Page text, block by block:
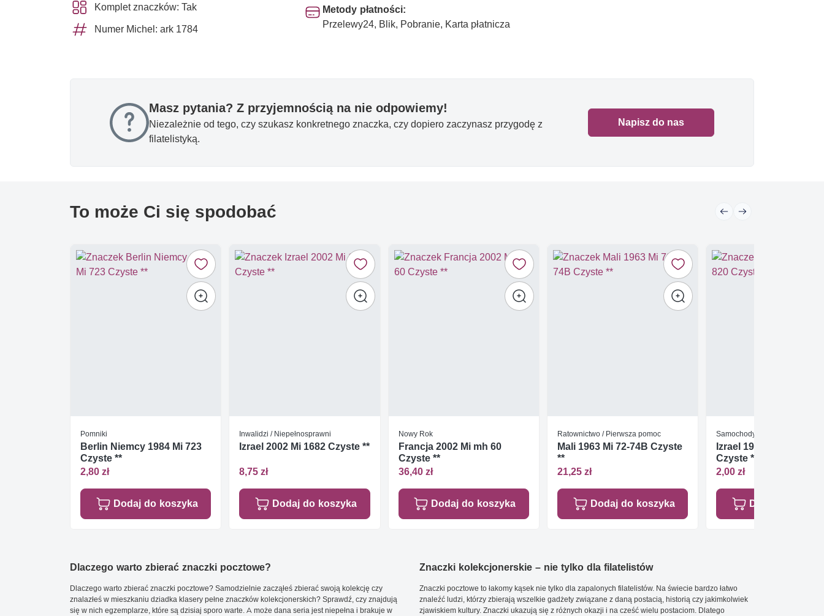
Komplet znaczków: Tak
Numer Michel: ark 1784
Metody płatności:
Przelewy24, Blik, Pobranie, Karta płatnicza
Masz pytania? Z przyjemnością na nie odpowiemy!
Niezależnie od tego, czy szukasz konkretnego znaczka, czy dopiero zaczynasz przygodę z
filatelistyką.
Napisz do nas
To może Ci się spodobać
Pomniki
Berlin Niemcy 1984 Mi 723
Czyste **
2,80 zł
Dodaj do koszyka
Inwalidzi / Niepełnosprawni
Izrael 2002 Mi 1682 Czyste **
8,75 zł
Dodaj do koszyka
Nowy Rok
Francja 2002 Mi mh 60
Czyste **
36,40 zł
Dodaj do koszyka
Ratownictwo / Pierwsza pomoc
Mali 1963 Mi 72-74B Czyste
**
21,25 zł
Dodaj do koszyka
Samochody
Izrael 1980 Mi 819-820
Czyste **
2,00 zł
Dodaj do
Dlaczego warto zbierać znaczki pocztowe?
Dlaczego warto zbierać znaczki pocztowe? Samodzielnie zacząłeś zbierać swoją kolekcję czy
znalazłeś w mieszkaniu dziadka klasery pełne znaczków kolekcjonerskich? Sprawdź, czy znajdują
się w nich egzemplarze, które są dzisiaj sporo warte. A może dana seria jest niepełna i brakuje w
Znaczki kolekcjonerskie – nie tylko dla filatelistów
Znaczki pocztowe to łakomy kąsek nie tylko dla zapalonych filatelistów. Na świecie bardzo łatwo
znaleźć ludzi, którzy zbierają wszelkie gadżety związane z daną postacią, historią czy jakimkolwiek
zjawiskiem kultury. Znaczki ukazują się z różnych okazji i na cześć wielu postaciom. Dlatego